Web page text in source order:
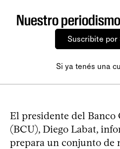
Nuestro
Suscribite por
Si ya tenés una
El presidente del
(BCU), Diego Labat,
prepara un conjunto de